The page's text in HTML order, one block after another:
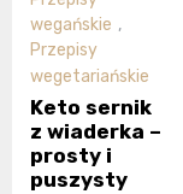
wegańskie ,
Przepisy
wegetariańskie
Keto sernik
z wiaderka –
prosty i
puszysty